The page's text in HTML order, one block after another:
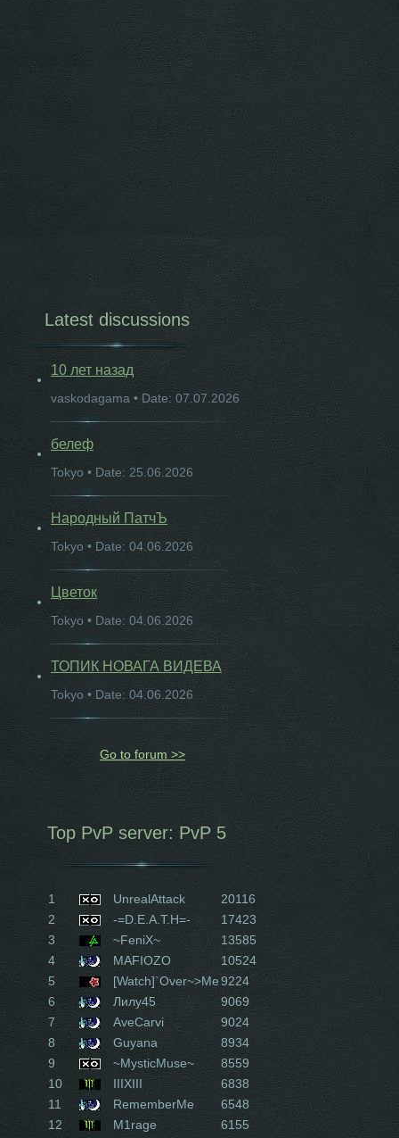
Latest discussions
10 лет назад
vaskodagama • Date: 07.07.2026
белеф
Tokyo • Date: 25.06.2026
Народный ПатчЪ
Tokyo • Date: 04.06.2026
Цветок
Tokyo • Date: 04.06.2026
ТОПИК НОВАГА ВИДЕВА
Tokyo • Date: 04.06.2026
Go to forum >>
Top PvP server: PvP 5
1 UnrealAttack
20116
2
-=D.E.A.T.H=-
17423
3
~FeniX~
13585
4
MAFIOZO
10524
5
[Watch]`Over~>Me9224
6
Лилу45
9069
7
AveCarvi
9024
8
Guyana
8934
9
~MysticMuse~
8559
10
IIIXIII
6838
11
RememberMe
6548
12
M1rage 6155